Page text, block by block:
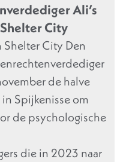
Ali’s
City
Shelter City Den
de halve
Spijkenisse om
de psychologische
die in 2023 naar